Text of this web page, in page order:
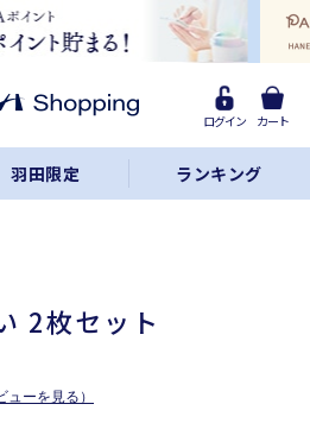
ログイン カート
羽田限定 ランキング
LINE
Facebook
リンクをコピー
2枚セット
ューを見る）